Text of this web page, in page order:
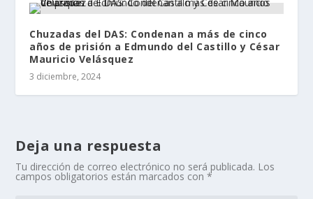
Chuzadas del DAS: Condenan a más de cinco
años de prisión a Edmundo del Castillo y César
Mauricio Velásquez
3 diciembre, 2024
Deja una respuesta
Tu dirección de correo electrónico no será publicada. Los
campos obligatorios están marcados con*